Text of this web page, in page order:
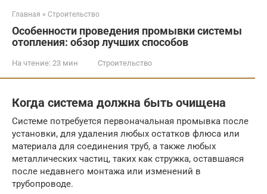
Главная » Строительство
Особенности проведения промывки системы
отопления: обзор лучших способов
На чтение: 23 мин Строительство
Когда система должна быть очищена
Системе потребуется первоначальная промывка после
установки, для удаления любых остатков флюса или
материала для соединения труб, а также любых
металлических частиц, таких как стружка, оставшаяся
после недавнего монтажа или изменений в
трубопроводе.